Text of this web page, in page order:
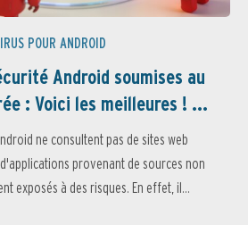
POUR ANDROID
Android soumises au
: Voici les meilleures ! ...
ne consultent pas de sites web
provenant de sources non
exposés à des risques. En effet, il...